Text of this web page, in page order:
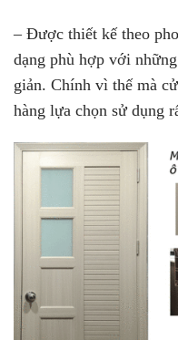
– Được thiết kế theo
dạng phù hợp với
giản. Chính vì thế mà
hàng lựa chọn sử dụng